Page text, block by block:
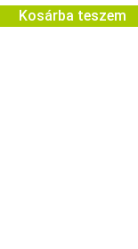
Kosárba teszem